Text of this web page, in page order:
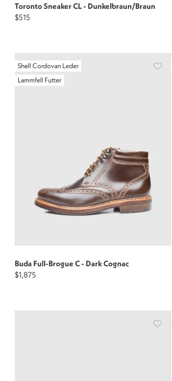
Toronto Sneaker CL - Dunkelbraun/Braun
$515
Shell Cordovan Leder
Lammfell Futter
Buda Full-Brogue C - Dark Cognac
$1,875